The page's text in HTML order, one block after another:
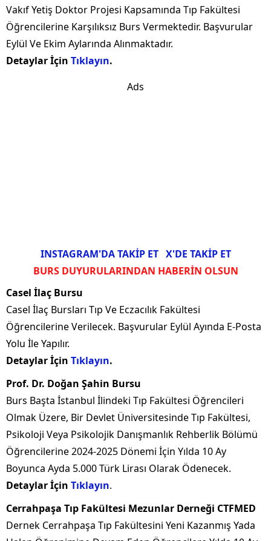
Vakıf Yetiş Doktor Projesi Kapsamında Tıp Fakültesi
Öğrencilerine Karşılıksız Burs Vermektedir. Başvurular
Eylül Ve Ekim Aylarında Alınmaktadır.
Detaylar İçin Tıklayın.
Ads
INSTAGRAM'DA TAKİP ET X'DE TAKİP ET
BURS DUYURULARINDAN HABERİN OLSUN
Casel İlaç Bursu
Casel İlaç Bursları Tıp Ve Eczacılık Fakültesi
Öğrencilerine Verilecek. Başvurular Eylül Ayında E-Posta
Yolu İle Yapılır.
Detaylar İçin Tıklayın.
Prof. Dr. Doğan Şahin Bursu
Burs Başta İstanbul İlindeki Tıp Fakültesi Öğrencileri
Olmak Üzere, Bir Devlet Üniversitesinde Tıp Fakültesi,
Psikoloji Veya Psikolojik Danışmanlık Rehberlik Bölümü
Öğrencilerine 2024-2025 Dönemi İçin Yılda 10 Ay
Boyunca Ayda 5.000 Türk Lirası Olarak Ödenecek.
Detaylar İçin Tıklayın.
Cerrahpaşa Tıp Fakültesi Mezunlar Derneği CTFMED
Dernek Cerrahpaşa Tıp Fakültesini Yeni Kazanmış Yada